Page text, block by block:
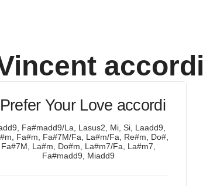
accordi
Your Love accordi
Fa#madd9/La, Lasus2, Mi, Si, Laadd9,
Fa#m, Fa#7M/Fa, La#m/Fa, Re#m, Do#,
Fa#7M, La#m, Do#m, La#m7/Fa, La#m7,
Fa#madd9, Miadd9